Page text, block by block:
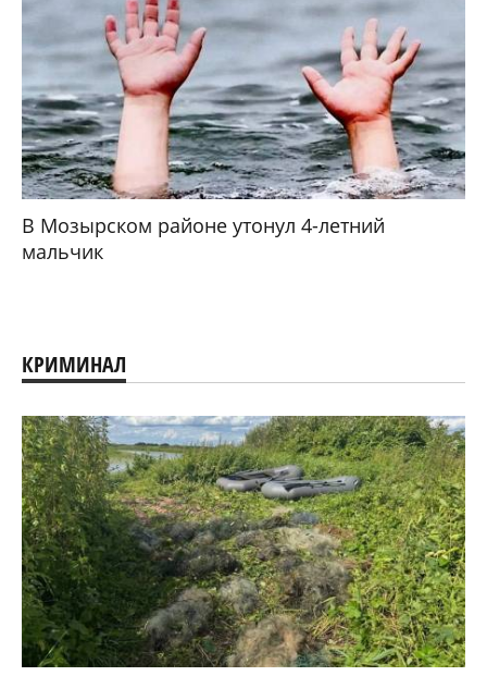
В Мозырском районе утонул 4-летний
мальчик
КРИМИНАЛ